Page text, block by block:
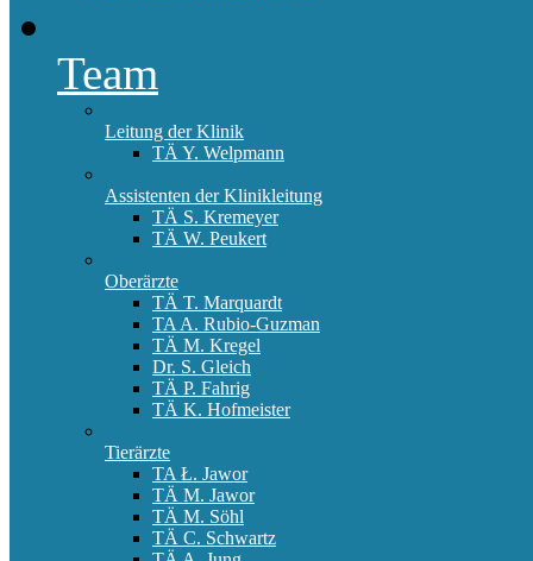
Team
Leitung der Klinik
TÄ Y. Welpmann
Assistenten der Klinikleitung
TÄ S. Kremeyer
TÄ W. Peukert
Oberärzte
TÄ T. Marquardt
TA A. Rubio-Guzman
TÄ M. Kregel
Dr. S. Gleich
TÄ P. Fahrig
TÄ K. Hofmeister
Tierärzte
TA Ł. Jawor
TÄ M. Jawor
TÄ M. Söhl
TÄ C. Schwartz